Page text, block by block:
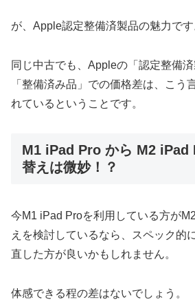
が、Apple認定整備済製品の魅力です
同じ中古でも、Appleの「認定整備
「整備済み品」での価格差は、こう
れているということです。
M1 iPad Pro から M2 iPad
替えは微妙！？
今M1 iPad Proを利用している方が
えを検討しているなら、スペック的
直した方が良いかもしれません。
体感できる程の差はないでしょう。